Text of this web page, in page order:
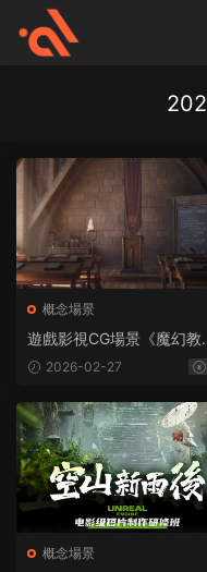
概念場景
遊戲影視CG場景《魔幻教
室》制作教學
2026-02-27
概念場景